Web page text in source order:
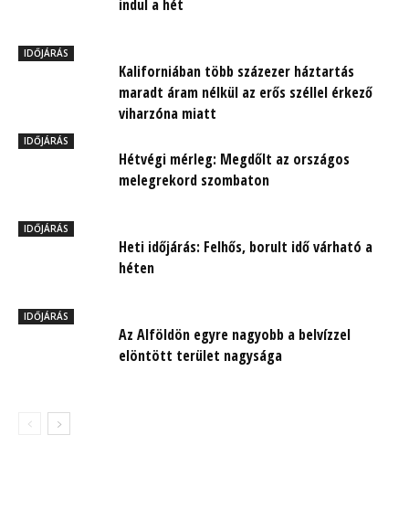
indul a hét
IDŐJÁRÁS
Kaliforniában több százezer háztartás
maradt áram nélkül az erős széllel érkező
viharzóna miatt
IDŐJÁRÁS
Hétvégi mérleg: Megdőlt az országos
melegrekord szombaton
IDŐJÁRÁS
Heti időjárás: Felhős, borult idő várható a
héten
IDŐJÁRÁS
Az Alföldön egyre nagyobb a belvízzel
elöntött terület nagysága